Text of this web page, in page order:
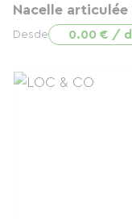
Nacelle
Desde 0.00 € /